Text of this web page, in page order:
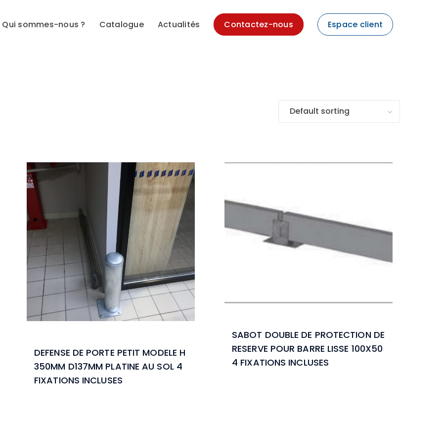
Qui sommes-nous ? Catalogue Actualités Contactez-nous Espace client
DEFENSE DE PORTE PETIT MODELE H
350MM D137MM PLATINE AU SOL 4
FIXATIONS INCLUSES
SABOT DOUBLE DE PROTECTION DE
RESERVE POUR BARRE LISSE 100X50
4 FIXATIONS INCLUSES